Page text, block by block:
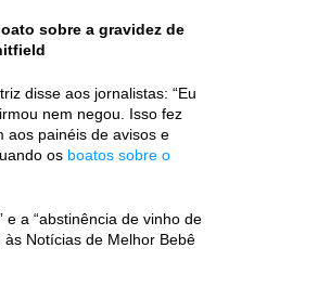
sobre a gravidez de
disse aos jornalistas: “Eu
nem negou. Isso fez
aos painéis de avisos e
os boatos sobre o
a “abstinência de vinho de
Notícias de Melhor Bebê